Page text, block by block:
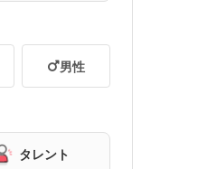
男性
タレント